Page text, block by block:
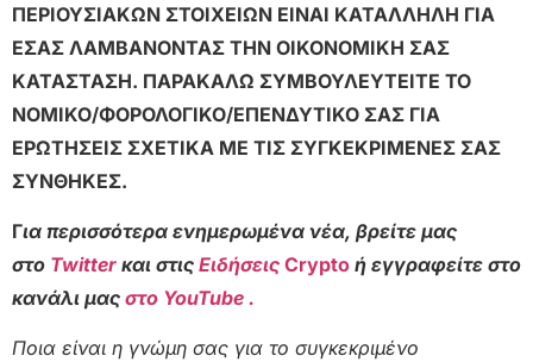
ΠΕΡΙΟΥΣΙΑΚΩΝ ΣΤΟΙΧΕΙΩΝ ΕΙΝΑΙ ΚΑΤΑΛΛΗΛΗ ΓΙΑ
ΕΣΑΣ ΛΑΜΒΑΝΟΝΤΑΣ ΤΗΝ ΟΙΚΟΝΟΜΙΚΗ ΣΑΣ
ΚΑΤΑΣΤΑΣΗ. ΠΑΡΑΚΑΛΩ ΣΥΜΒΟΥΛΕΥΤΕΙΤΕ ΤΟ
ΝΟΜΙΚΟ/ΦΟΡΟΛΟΓΙΚΟ/ΕΠΕΝΔΥΤΙΚΟ ΣΑΣ ΓΙΑ
ΕΡΩΤΗΣΕΙΣ ΣΧΕΤΙΚΑ ΜΕ ΤΙΣ ΣΥΓΚΕΚΡΙΜΕΝΕΣ ΣΑΣ
ΣΥΝΘΗΚΕΣ.
Για περισσότερα ενημερωμένα νέα, βρείτε μας
στο Twitter και στις Ειδήσεις Crypto ή εγγραφείτε στο
κανάλι μας στο YouTube .
Ποια είναι η γνώμη σας για το συγκεκριμένο